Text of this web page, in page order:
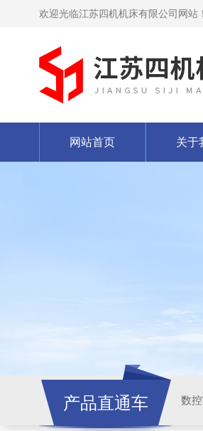
欢迎光临江苏四机机床有限公司网站！
网站首页 关于
产品直通车